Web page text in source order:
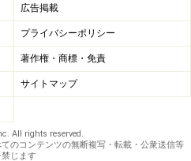
「バドミントンあるある」5
ルールや道具をわかりやす
広告掲載
プライバシーポリシー
著作権・商標・免責
サイトマップ
All rights reserved.
のコンテンツの無断複写・転載・公衆送信等
禁じます